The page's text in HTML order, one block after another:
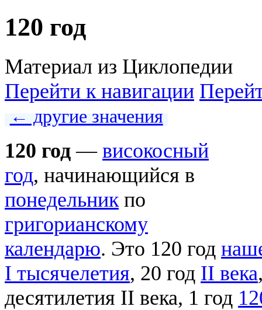
120 год
Материал из Циклопедии
Перейти к навигации
← другие значения
120 год — високосный
год, начинающийся в
понедельник по
григорианскому
календарю. Это 120 год
I тысячелетия, 20 год II века
десятилетия II века, 1 год